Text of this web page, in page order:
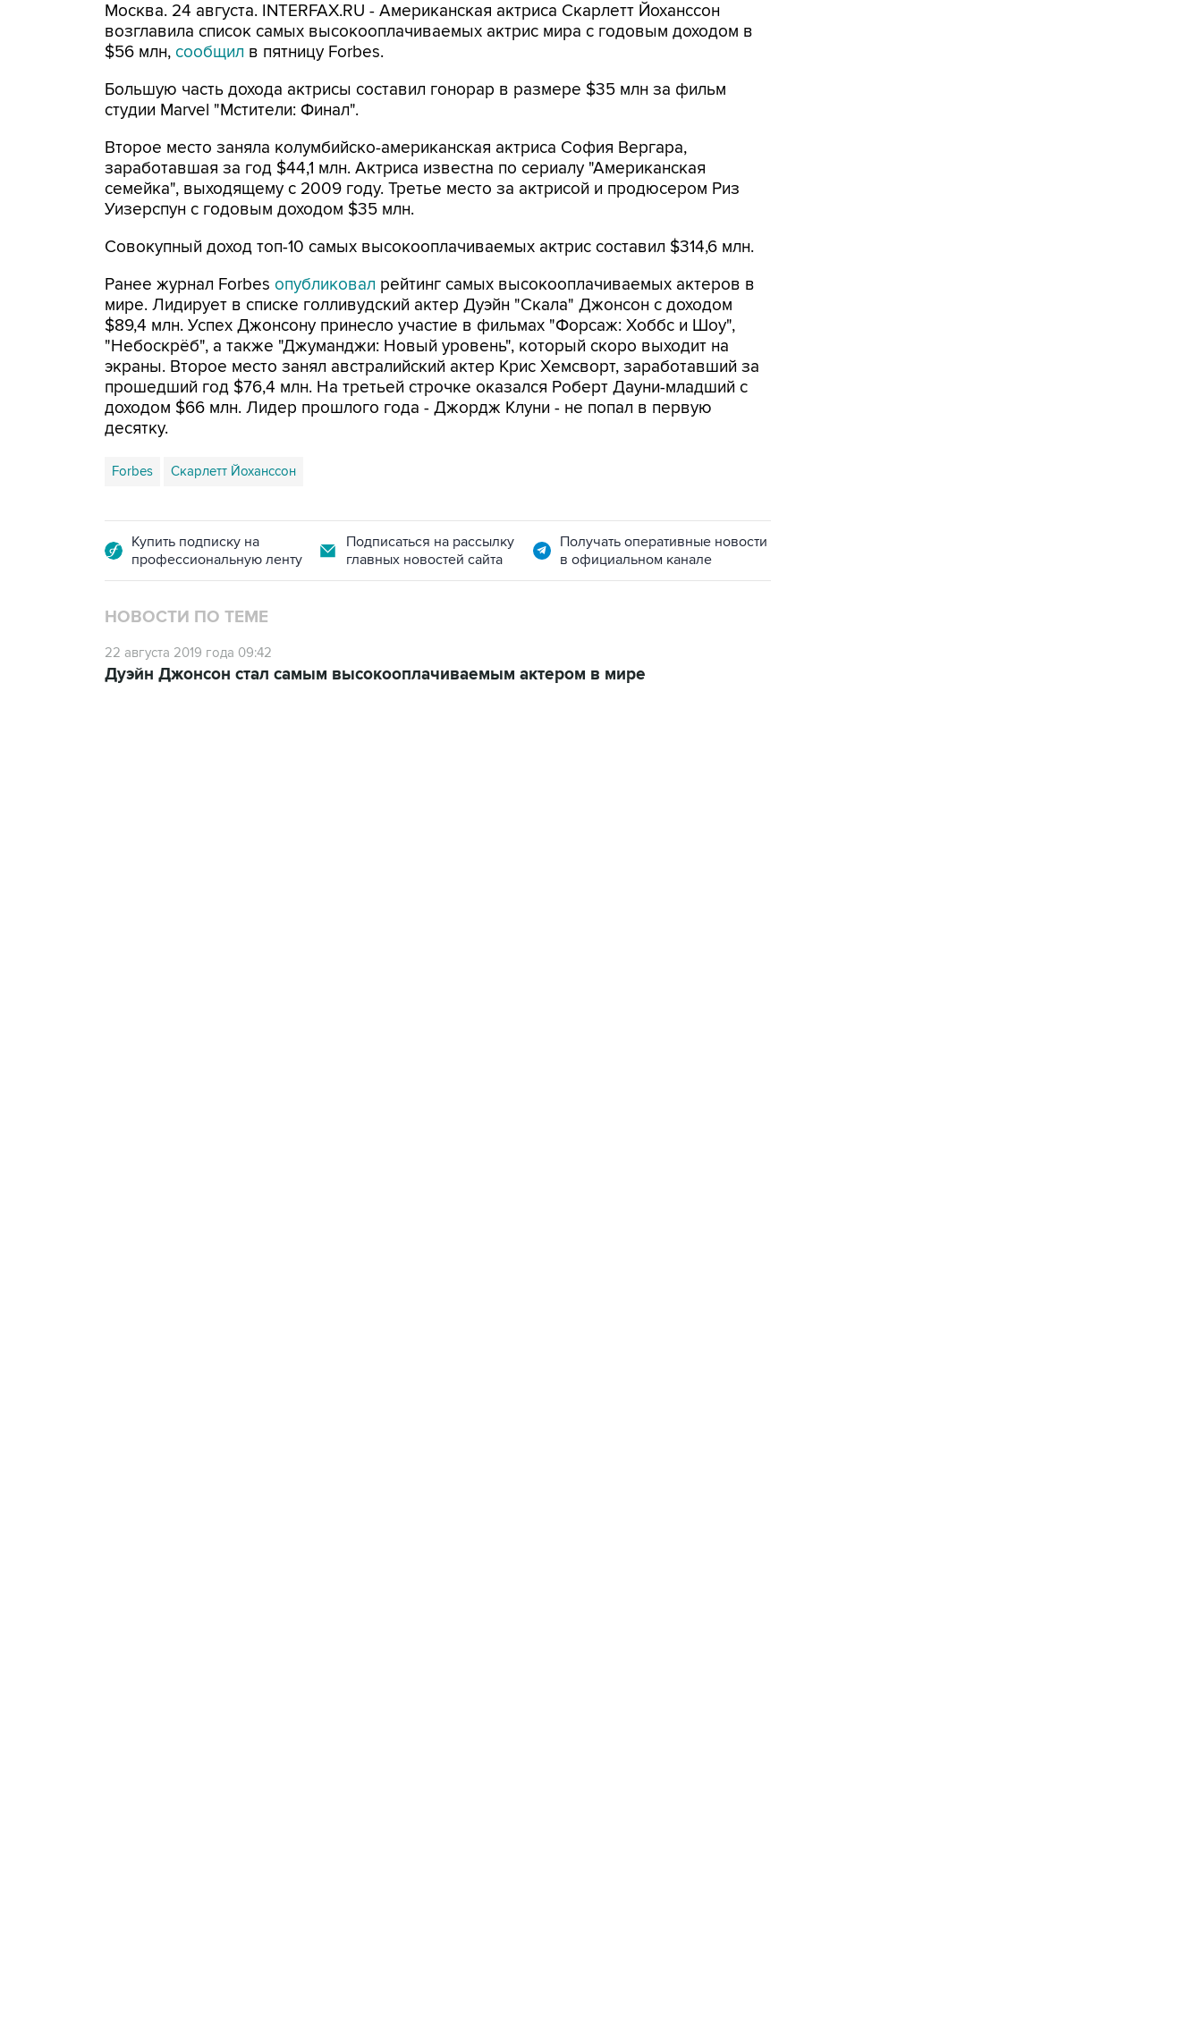
Москва. 24 августа. INTERFAX.RU - Американская актриса Скарлетт Йоханссон
возглавила список самых высокооплачиваемых актрис мира с годовым доходом в
$56 млн, сообщил в пятницу Forbes.
Большую часть дохода актрисы составил гонорар в размере $35 млн за фильм
студии Marvel "Мстители: Финал".
Второе место заняла колумбийско-американская актриса София Вергара,
заработавшая за год $44,1 млн. Актриса известна по сериалу "Американская
семейка", выходящему с 2009 году. Третье место за актрисой и продюсером Риз
Уизерспун с годовым доходом $35 млн.
Совокупный доход топ-10 самых высокооплачиваемых актрис составил $314,6 млн.
Ранее журнал Forbes опубликовал рейтинг самых высокооплачиваемых актеров в
мире. Лидирует в списке голливудский актер Дуэйн "Скала" Джонсон с доходом
$89,4 млн. Успех Джонсону принесло участие в фильмах "Форсаж: Хоббс и Шоу",
"Небоскрёб", а также "Джуманджи: Новый уровень", который скоро выходит на
экраны. Второе место занял австралийский актер Крис Хемсворт, заработавший за
прошедший год $76,4 млн. На третьей строчке оказался Роберт Дауни-младший с
доходом $66 млн. Лидер прошлого года - Джордж Клуни - не попал в первую
десятку.
Forbes Скарлетт Йоханссон
Купить подписку на
профессиональную ленту
Подписаться на рассылку
главных новостей сайта
Получать оперативные новости
в официальном канале
НОВОСТИ ПО ТЕМЕ
22 августа 2019 года 09:42
Дуэйн Джонсон стал самым высокооплачиваемым актером в мире